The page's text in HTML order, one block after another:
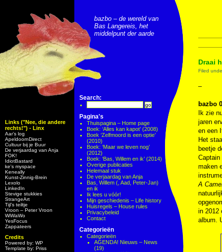
Links ("Nee, die andere
rechts!") - Linx
Aar’s log
ApeldoornDirect
Cultuur bij je Buur
De verjaardag van Anja
FOK!
IdiotBastard
ke's myspace
Keneally
Kunst-Zinnig-Brein
Lexolo
LinkedIn
Stevige stukkies
StrangeArt
Tijl’s teiltje
Vroon – Peter Vroon
WiWaWo
YesFocus
Zappateers
Credits
Powered by: WP
Template by: Priss
bazbo – de wereld van
Bas Langereis, het
middelpunt der aarde
Search:
Pagina's
Thuispagina – Home page
Boek: ‘Alles kan kapot’ (2008)
Boek ‘Zelfmoord is een optie’
(2010)
Boek: ‘Maar we leven nog’
(2012)
Boek: ‘Bas, Willem en ik’ (2014)
Overige publicaties
Helemaal stuk
De verjaardag van Anja
Bas, Willem (, Aad, Peter-Jan)
en ik
Ik lees u vóór!
Mijn geschiedenis – Life history
Huisregels – House rules
Privacybeleid
Contact
Categorieën
Categorieën
AGENDA! Nieuws – News
(19)
Draai
Filed
–
bazbo
Ik zie
jaren
en een
Het
beetje
Captain
maken
A
in 2012
album.